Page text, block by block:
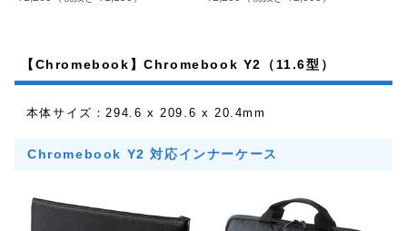
【Chromebook】Chromebook Y2（11.6型）
本体サイズ：294.6 x 209.6 x 20.4mm
Chromebook Y2 対応インナーケース